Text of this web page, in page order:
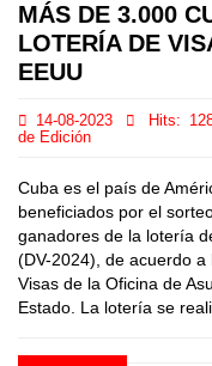
MÁS DE 3.000
LOTERÍA DE
EEUU
14-08-2023 Hits:
de Edición
Cuba es el país de
beneficiados por el
ganadores de la lotería
(DV-2024), de acuerdo
Visas de la Oficina de
Estado. La lotería se